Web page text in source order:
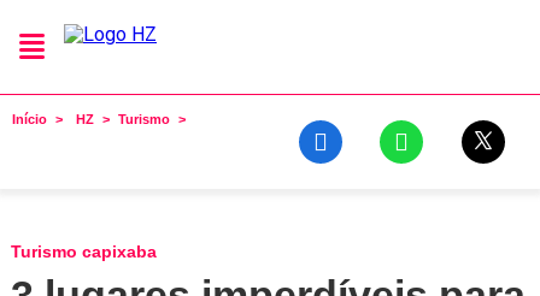
Início HZ Turismo
Turismo capixaba